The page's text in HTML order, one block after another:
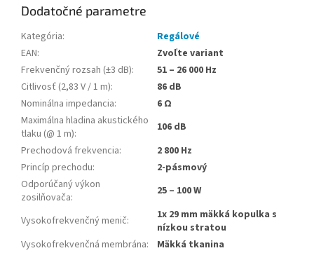
Dodatočné parametre
Kategória:
Regálové
EAN:
Zvoľte variant
Frekvenčný rozsah (±3 dB):
51 – 26 000 Hz
Citlivosť (2,83 V / 1 m):
86 dB
Nominálna impedancia:
6 Ω
Maximálna hladina akustického
tlaku (@ 1 m):
106 dB
Prechodová frekvencia:
2 800 Hz
Princíp prechodu:
2-pásmový
Odporúčaný výkon
zosilňovača: 25 – 100 W
Vysokofrekvenčný menič:
1x 29 mm mäkká kopulka s
nízkou stratou
Vysokofrekvenčná membrána:
Mäkká tkanina